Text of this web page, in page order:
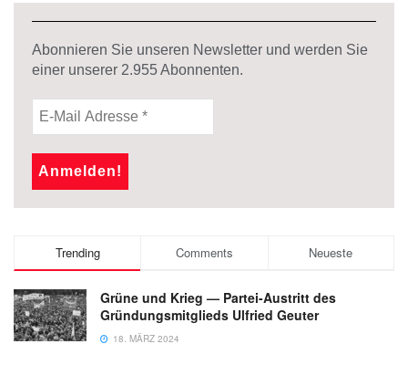
Abonnieren Sie unseren Newsletter und werden Sie
einer unserer 2.955Abonnenten.
Trending Comments Neueste
Grüne und Krieg — Partei-Austritt des
Gründungsmitglieds Ulfried Geuter
18. MÄRZ 2024